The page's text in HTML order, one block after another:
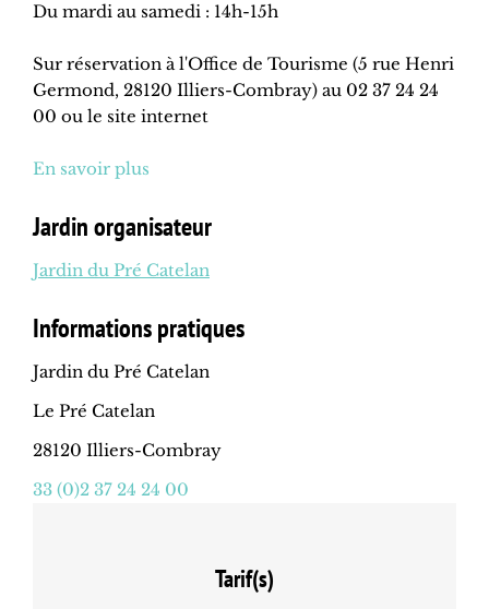
Du mardi au samedi : 14h-15h
Sur réservation à l'Office de Tourisme (5 rue Henri
Germond, 28120 Illiers-Combray) au 02 37 24 24
00 ou le site internet
En savoir plus
Jardin organisateur
Jardin du Pré Catelan
Informations pratiques
Jardin du Pré Catelan
Le Pré Catelan
28120 Illiers-Combray
33 (0)2 37 24 24 00
Tarif(s)